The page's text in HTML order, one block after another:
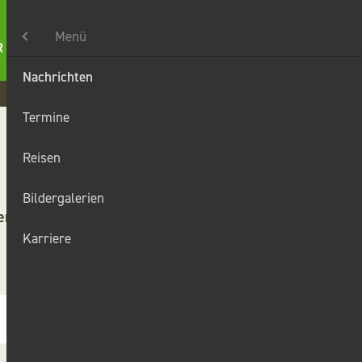
Menü
Nachrichten
Termine
Reisen
Bildergalerien
Karriere